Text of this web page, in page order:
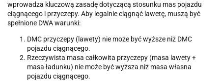
wprowadza kluczową zasadę dotyczącą stosunku mas pojazdu
ciągnącego i przyczepy. Aby legalnie ciągnąć lawetę, muszą być
spełnione DWA warunki:
DMC przyczepy (lawety) nie może być wyższe niż DMC
pojazdu ciągnącego.
Rzeczywista masa całkowita przyczepy (masa lawety +
masa ładunku) nie może być wyższa niż masa własna
pojazdu ciągnącego.